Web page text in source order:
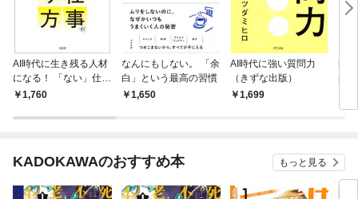
AI時代に生き残る人材
になる！ 「ない」仕事
のつくり方
1,760
なんにもしない。 「余
白」という最高の習慣
1,650
AI時代に強い質問力
（きずな出版）
1,699
響
出
KADOKAWAのおすすめ本 もっと見る